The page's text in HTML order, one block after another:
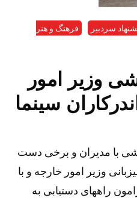
سردبیر
فرهنگ و هنر
وزیر امور
سینما
با مدیران و برخی دست
وزیر امور خارجه و با
راههای دستیابی به